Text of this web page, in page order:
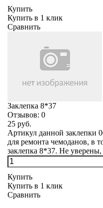
Купить
Купить в 1 клик
Сравнить
Заклепка 8*37
Отзывов: 0
25 руб.
Артикул данной заклепки
для ремонта чемоданов, в
заклепка 8*37. Не уверены,
Купить
Купить в 1 клик
Сравнить